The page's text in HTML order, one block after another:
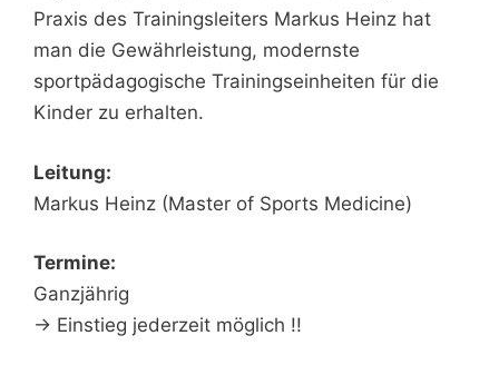
Praxis des Trainingsleiters Markus Heinz hat
man die Gewährleistung, modernste
sportpädagogische Trainingseinheiten für die
Kinder zu erhalten.
Leitung:
Markus Heinz (Master of Sports Medicine)
Termine:
Ganzjährig
-> Einstieg jederzeit möglich !!